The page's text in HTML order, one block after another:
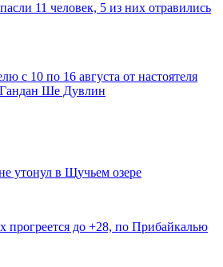
11 человек, 5 из них отравились
с 10 по 16 августа от настоятеля
Гандан Ше Дувлин
утонул в Щучьем озере
прогреется до +28, по Прибайкалью